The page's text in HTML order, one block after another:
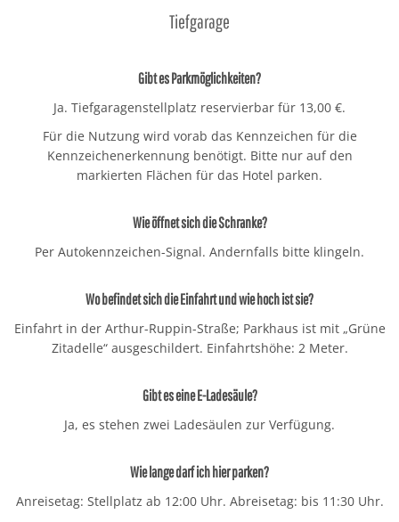
Tiefgarage
Gibt es Parkmöglichkeiten?
Ja. Tiefgaragenstellplatz reservierbar für 13,00 €.
Für die Nutzung wird vorab das Kennzeichen für die
Kennzeichenerkennung benötigt. Bitte nur auf den
markierten Flächen für das Hotel parken.
Wie öffnet sich die Schranke?
Per Autokennzeichen-Signal. Andernfalls bitte klingeln.
Wo befindet sich die Einfahrt und wie hoch ist sie?
Einfahrt in der Arthur-Ruppin-Straße; Parkhaus ist mit „Grüne
Zitadelle“ ausgeschildert. Einfahrtshöhe: 2 Meter.
Gibt es eine E-Ladesäule?
Ja, es stehen zwei Ladesäulen zur Verfügung.
Wie lange darf ich hier parken?
Anreisetag: Stellplatz ab 12:00 Uhr. Abreisetag: bis 11:30 Uhr.